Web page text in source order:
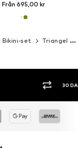
Från 695,00 kr
Bikini-set Triangel bikinis
SHOPPA NU.